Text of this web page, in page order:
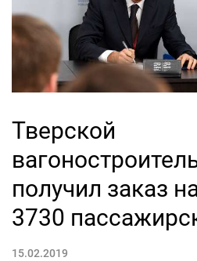
Тверской
получил заказ
3730
15.02.2019